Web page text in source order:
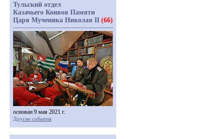
Тульский отдел
Казачьего Конвоя Памяти
Царя Мученика Николая II (66)
основан 9 мая 2021 г.
Другие события